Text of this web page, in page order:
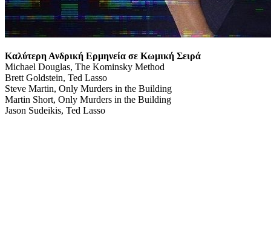
Καλύτερη Ανδρική Ερμηνεία σε Κωμική Σειρά
Michael Douglas, The Kominsky Method
Brett Goldstein, Ted Lasso
Steve Martin, Only Murders in the Building
Martin Short, Only Murders in the Building
Jason Sudeikis, Ted Lasso